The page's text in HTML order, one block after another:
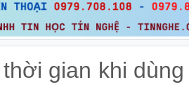
gian khi dùng